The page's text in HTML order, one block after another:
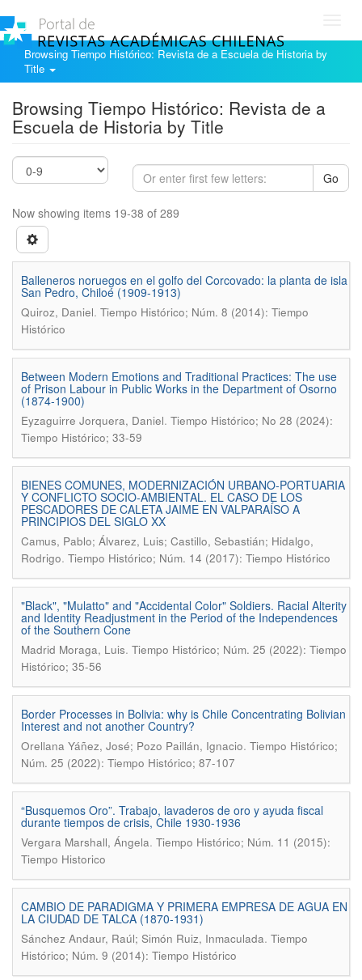
Browsing Tiempo Histórico: Revista de a Escuela de Historia by
Title
Browsing Tiempo Histórico: Revista de a
Escuela de Historia by Title
Go
Now showing items 19-38 of 289
Balleneros noruegos en el golfo del Corcovado: la planta de isla
San Pedro, Chiloé (1909-1913)
Quiroz, Daniel. Tiempo Histórico; Núm. 8 (2014): Tiempo
Histórico
Between Modern Emotions and Traditional Practices: The use
of Prison Labour in Public Works in the Department of Osorno
(1874-1900)
Eyzaguirre Jorquera, Daniel. Tiempo Histórico; No 28 (2024):
Tiempo Histórico; 33-59
BIENES COMUNES, MODERNIZACIÓN URBANO-PORTUARIA
Y CONFLICTO SOCIO-AMBIENTAL. EL CASO DE LOS
PESCADORES DE CALETA JAIME EN VALPARAÍSO A
PRINCIPIOS DEL SIGLO XX
Camus, Pablo; Álvarez, Luis; Castillo, Sebastián; Hidalgo,
Rodrigo. Tiempo Histórico; Núm. 14 (2017): Tiempo Histórico
"Black", "Mulatto" and "Accidental Color" Soldiers. Racial Alterity
and Identity Readjustment in the Period of the Independences
of the Southern Cone
Madrid Moraga, Luis. Tiempo Histórico; Núm. 25 (2022): Tiempo
Histórico; 35-56
Border Processes in Bolivia: why is Chile Concentrating Bolivian
Interest and not another Country?
Orellana Yáñez, José; Pozo Paillán, Ignacio. Tiempo Histórico;
Núm. 25 (2022): Tiempo Histórico; 87-107
“Busquemos Oro”. Trabajo, lavaderos de oro y ayuda fiscal
durante tiempos de crisis, Chile 1930-1936
Vergara Marshall, Ángela. Tiempo Histórico; Núm. 11 (2015):
Tiempo Historico
CAMBIO DE PARADIGMA Y PRIMERA EMPRESA DE AGUA EN
LA CIUDAD DE TALCA (1870-1931)
Sánchez Andaur, Raúl; Simón Ruiz, Inmaculada. Tiempo
Histórico; Núm. 9 (2014): Tiempo Histórico